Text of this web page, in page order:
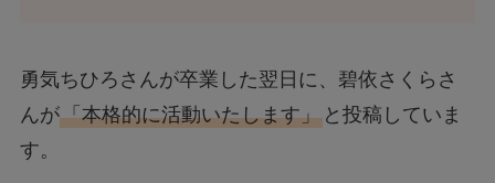
勇気ちひろさんが卒業した翌日に、碧依さくらさ
んが「本格的に活動いたします」と投稿していま
す。